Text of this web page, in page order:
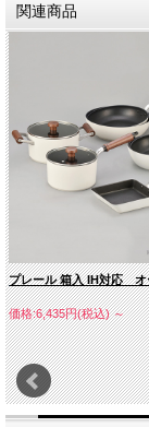
関連商品
プレール 箱入 IH対応 オ
価格:6,435円(税込)～